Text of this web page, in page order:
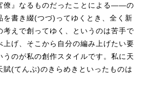
僚』なるものだったことによる——の
を書き綴(つづ)ってゆくとき、全く新
考えで創ってゆく、というのは苦手で
上げ、そこから自分の編み上げたい要
うのが私の創作スタイルです。私に天
賦(てんぷ)のきらめきといったものは